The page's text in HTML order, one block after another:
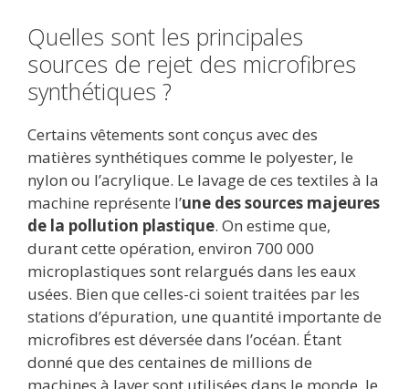
Quelles sont les principales
sources de rejet des microfibres
synthétiques ?
Certains vêtements sont conçus avec des
matières synthétiques comme le polyester, le
nylon ou l’acrylique. Le lavage de ces textiles à la
machine représente l’une des sources majeures
de la pollution plastique. On estime que,
durant cette opération, environ 700 000
microplastiques sont relargués dans les eaux
usées. Bien que celles-ci soient traitées par les
stations d’épuration, une quantité importante de
microfibres est déversée dans l’océan. Étant
donné que des centaines de millions de
machines à laver sont utilisées dans le monde, le